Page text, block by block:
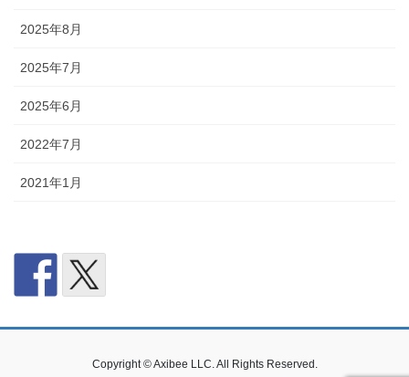
2025年8月
2025年7月
2025年6月
2022年7月
2021年1月
Copyright © Axibee LLC. All Rights Reserved.